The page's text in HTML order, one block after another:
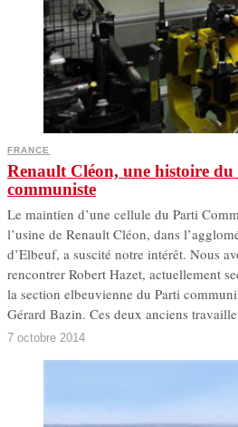
FRANCE
Renault Cléon, une histoire
communiste
Le maintien d’une cellule du Parti
l’usine de Renault Cléon, dans
d’Elbeuf, a suscité notre intérêt. Nous
rencontrer Robert Hazet, actuellement
la section elbeuvienne du Parti
Gérard Bazin. Ces deux anciens
7 octobre 2014